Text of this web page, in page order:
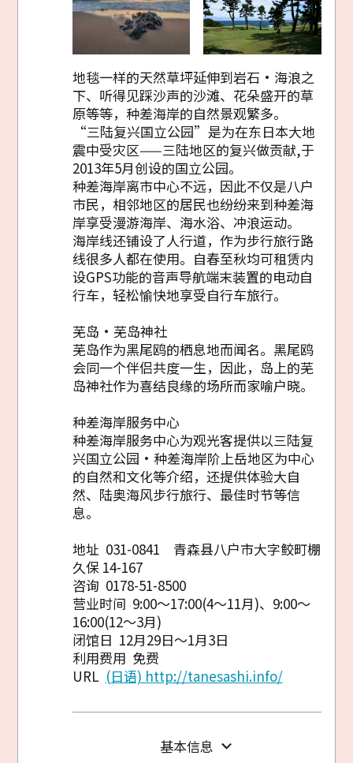
地毯一样的天然草坪延伸到岩石・海浪之
下、听得见踩沙声的沙滩、花朵盛开的草
原等等，种差海岸的自然景观繁多。
“三陆复兴国立公园”是为在东日本大地
震中受灾区——三陆地区的复兴做贡献,于
2013年5月创设的国立公园。
种差海岸离市中心不远，因此不仅是八户
市民，相邻地区的居民也纷纷来到种差海
岸享受漫游海岸、海水浴、冲浪运动。
海岸线还铺设了人行道，作为步行旅行路
线很多人都在使用。自春至秋均可租赁内
设GPS功能的音声导航端末装置的电动自
行车，轻松愉快地享受自行车旅行。
芜岛・芜岛神社
芜岛作为黑尾鸥的栖息地而闻名。黑尾鸥
会同一个伴侣共度一生，因此，岛上的芜
岛神社作为喜结良缘的场所而家喻户晓。
种差海岸服务中心
种差海岸服务中心为观光客提供以三陆复
兴国立公园・种差海岸阶上岳地区为中心
的自然和文化等介绍，还提供体验大自
然、陆奥海风步行旅行、最佳时节等信
息。
地址 031-0841 青森县八户市大字鲛町棚
久保 14-167
咨询 0178-51-8500
营业时间 9:00～17:00(4～11月)、9:00～
16:00(12～3月)
闭馆日 12月29日～1月3日
利用费用 免费
URL (日语) http://tanesashi.info/
基本信息
复制链接